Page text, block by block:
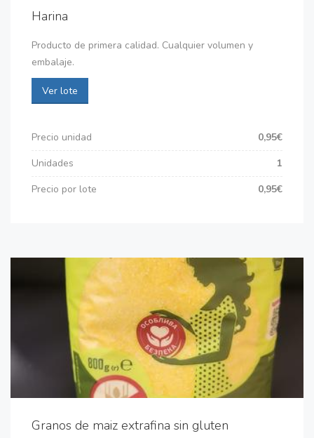
Harina
Producto de primera calidad. Cualquier volumen y
embalaje.
Ver lote
Precio unidad
0,95€
Unidades
1
Precio por lote
0,95€
Granos de maiz extrafina sin gluten